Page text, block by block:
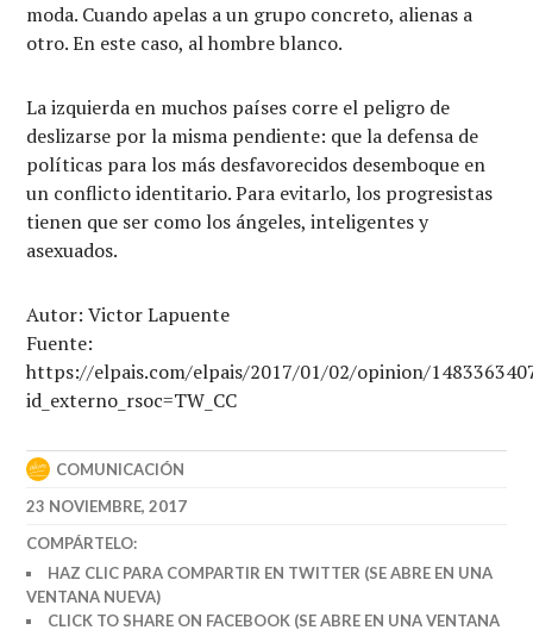
moda. Cuando apelas a un grupo concreto, alienas a
otro. En este caso, al hombre blanco.
La izquierda en muchos países corre el peligro de
deslizarse por la misma pendiente: que la defensa de
políticas para los más desfavorecidos desemboque en
un conflicto identitario. Para evitarlo, los progresistas
tienen que ser como los ángeles, inteligentes y
asexuados.
Autor: Victor Lapuente
Fuente:
https://elpais.com/elpais/2017/01/02/opinion/
id_externo_rsoc=TW_CC
COMUNICACIÓN
23 NOVIEMBRE, 2017
COMPÁRTELO:
HAZ CLIC PARA COMPARTIR EN TWITTER (SE ABRE EN UNA
VENTANA NUEVA)
CLICK TO SHARE ON FACEBOOK (SE ABRE EN UNA VENTANA